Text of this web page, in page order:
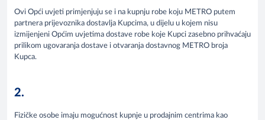
Ovi Opći uvjeti primjenjuju se i na kupnju robe koju METRO putem
partnera prijevoznika dostavlja Kupcima, u dijelu u kojem nisu
izmijenjeni Općim uvjetima dostave robe koje Kupci zasebno prihvaćaju
prilikom ugovaranja dostave i otvaranja dostavnog METRO broja
Kupca.
2.
Fizičke osobe imaju mogućnost kupnje u prodajnim centrima kao